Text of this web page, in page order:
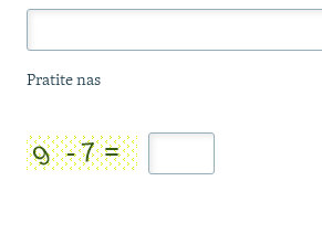
Pratite nas